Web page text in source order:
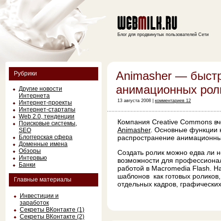
Рубрики
Другие новости
Интернета
Интернет-проекты
Интернет-стартапы
Web 2.0, тенденции
Поисковые системы,
SEO
Блоггерская сфера
Доменные имена
Обзоры
Интервью
Банки
Главные материалы
Инвестиции и
заработок
Секреты ВКонтакте (1)
Секреты ВКонтакте (2)
Блог для продвинутых пользователей Сети
Animasher —
анимационных
13 августа 2008 | комментариев 12
Компания Creative Commons
Animasher. Основные функции
распространение
Создать ролик можно едва ли
возможности для
работой в Macromedia Flash.
шаблонов как готовых
отдельных кадров,